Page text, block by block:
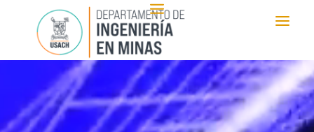
Reproductor